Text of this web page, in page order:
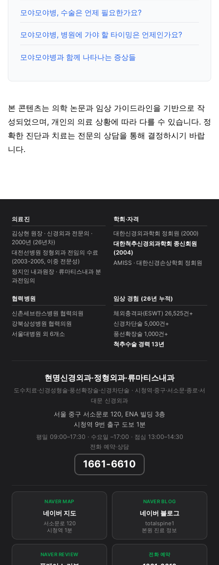
모야모야병, 수술은 언제 필요한가요?
모야모야병, 병원에 가야 할 타이밍은 언제인가요?
모야모야병과 함께 나타나는 증상들
본 콘텐츠는 의학 논문과 임상 가이드라인을 기반으로 작
성되었으며, 개인의 의료 상황에 따라 다를 수 있습니다. 정
확한 진단과 치료는 전문의 상담을 통해 결정하시기 바랍
니다.
의료진
김상현 원장 · 신경외과 전문의 ·
2000년 (26년차)
대전선병원 정형외과 전임의 수료
(2003-2005, 이중 전문성)
정지인 내과원장 · 류마티스내과 분
과전임의
학회·자격
대한신경외과학회 정회원 (2000)
대한척추신경외과학회 종신회원
(2004)
AMISS · 대한신경손상학회 정회원
협력병원
신촌세브란스병원 협력의원
강북삼성병원 협력의원
서울대병원 외 6개소
임상 경험 (26년 누적)
체외충격파(ESWT) 26,525건+
신경차단술 5,000건+
풍선확장술 1,000건+
척추수술 경력 13년
현명신경외과·정형외과·류마티스내과
도수치료·신경성형술·풍선확장술·신경차단술 · 시청역·중구·서소문·종로·서
대문 신경외과
서울 중구 서소문로 120, ENA 빌딩 3층
시청역 9번 출구 도보 1분
평일 09:00–17:30 · 수요일 –17:00 · 점심 13:00–14:30
전화 예약·상담
1661-6610
NAVER MAP
네이버 지도
서소문로 120
시청역 1분
NAVER BLOG
네이버 블로그
totalspine1
본원 진료 정보
NAVER REVIEW 전화 예약